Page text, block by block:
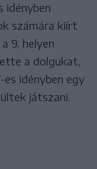
idényben
számára kiírt
9. helyen
a dolgukat,
es idényben egy
játszani.